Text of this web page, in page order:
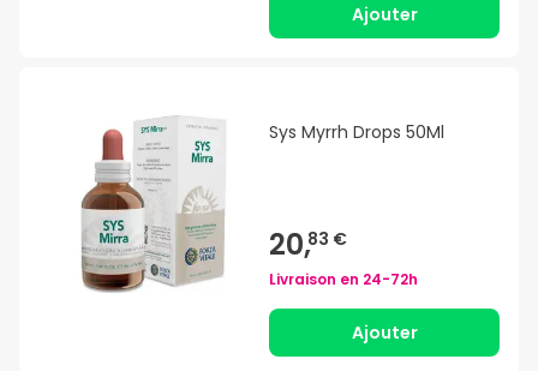
Ajouter
Sys Myrrh Drops 50Ml
20,83 €
Livraison en 24-72h
Ajouter